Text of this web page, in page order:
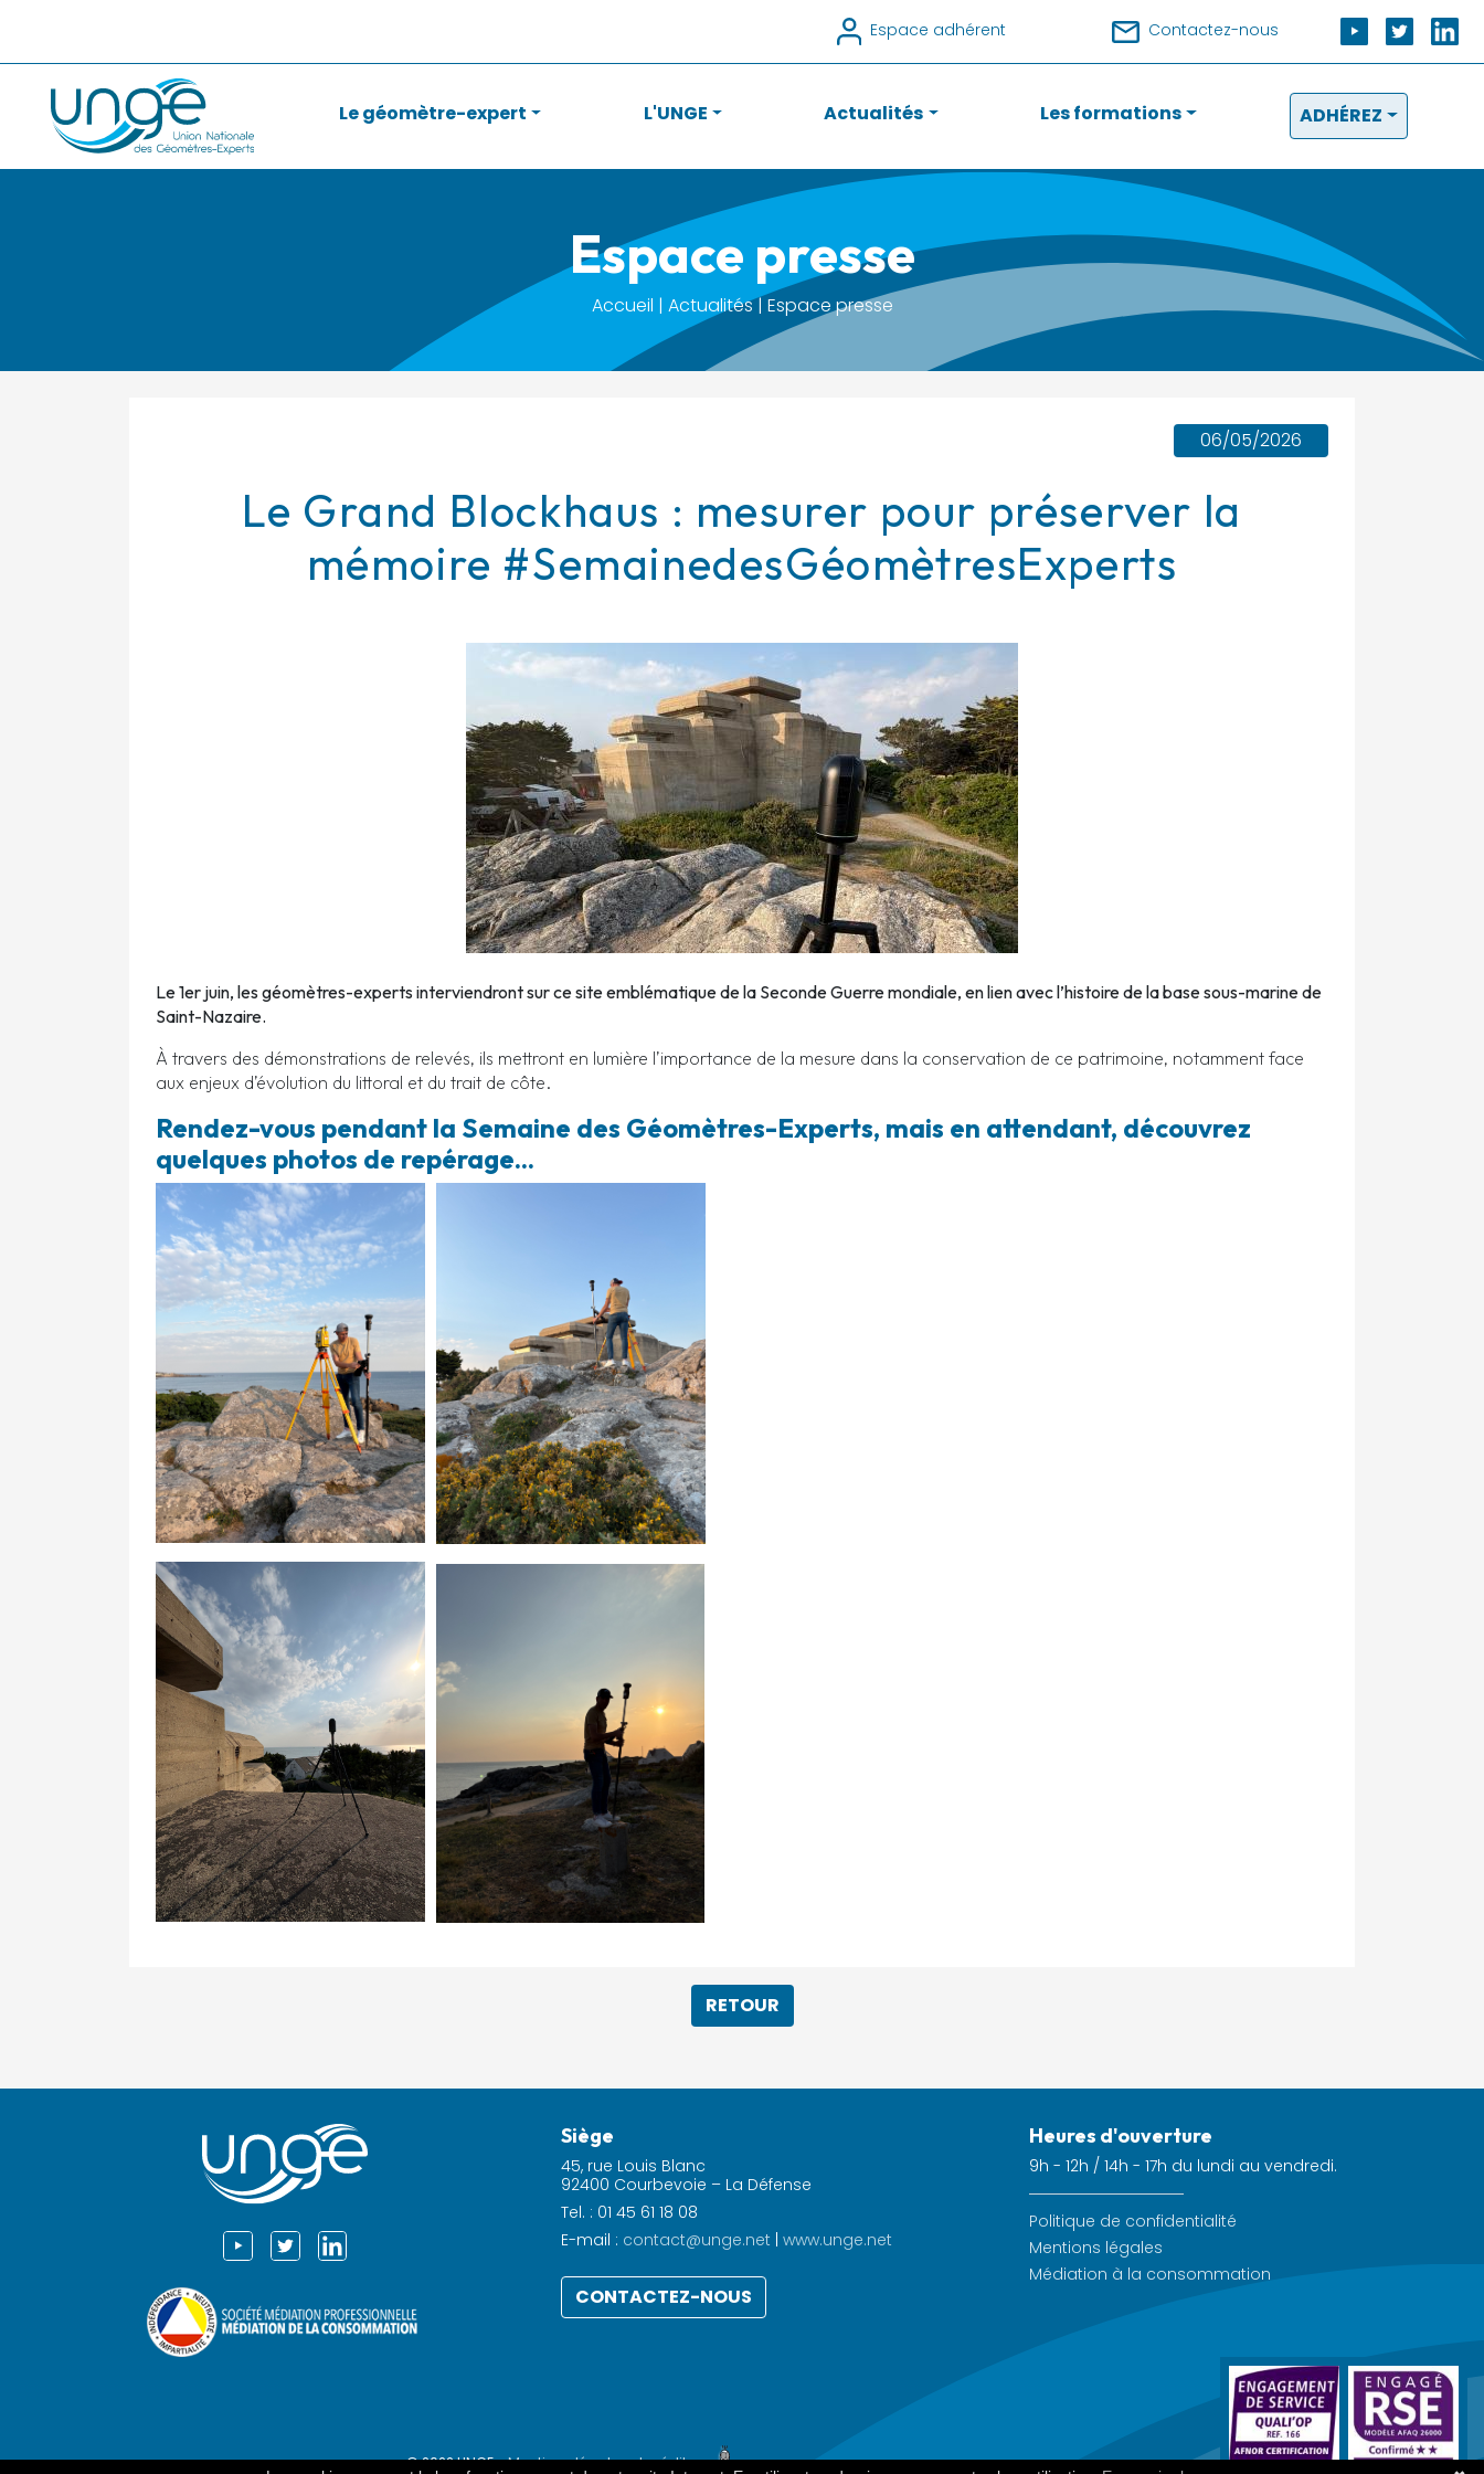
Espace adhérent Contactez-nous
Le géomètre-expert L'UNGE Actualités Les formations ADHÉREZ
Espace presse
Accueil | Actualités | Espace presse
06/05/2026
Le Grand Blockhaus : mesurer pour préserver la
mémoire #SemainedesGéomètresExperts
Le 1er juin, les géomètres-experts interviendront sur ce site emblématique de la Seconde Guerre mondiale, en lien avec l’histoire de la base sous-marine de
Saint-Nazaire.
À travers des démonstrations de relevés, ils mettront en lumière l’importance de la mesure dans la conservation de ce patrimoine, notamment face
aux enjeux d’évolution du littoral et du trait de côte.
Rendez-vous pendant la Semaine des Géomètres-Experts, mais en attendant, découvrez
quelques photos de repérage...
RETOUR
Siège
45, rue Louis Blanc
92400 Courbevoie – La Défense
Tel. : 01 45 61 18 08
E-mail : contact@unge.net www.unge.net
CONTACTEZ-NOUS
Heures d'ouverture
9h - 12h / 14h - 17h du lundi au vendredi.
Politique de confidentialité
Mentions légales
Médiation à la consommation
© 2022 UNGE -Mentions légales et crédits